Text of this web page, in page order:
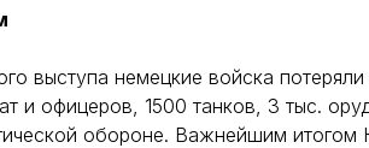
выступа немецкие войска
и офицеров, 1500 танков, 3 тыс.
обороне. Важнейшим итогом